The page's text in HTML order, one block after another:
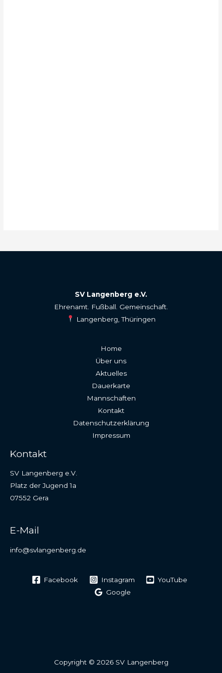
SV Langenberg e.V.
Ehrenamt. Fußball. Gemeinschaft.
Langenberg, Thüringen
Home
Über uns
Aktuelles
Dauerkarte
Mannschaften
Kontakt
Datenschutzerklärung
Impressum
Kontakt
SV Langenberg e.V.
Platz der Jugend 1a
07552 Gera
E-Mail
info@svlangenberg.de
Facebook Instagram
YouTube
Google
Copyright © 2026 SV Langenberg